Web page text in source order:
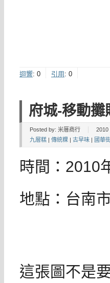
迴響: 0 引用 : 0
府城-移動攤
Posted by: 米厝商行 2010
九層糕 | 傳統粿 | 古早味 | 國華
時間：2010
地點：台南
這張圖不是